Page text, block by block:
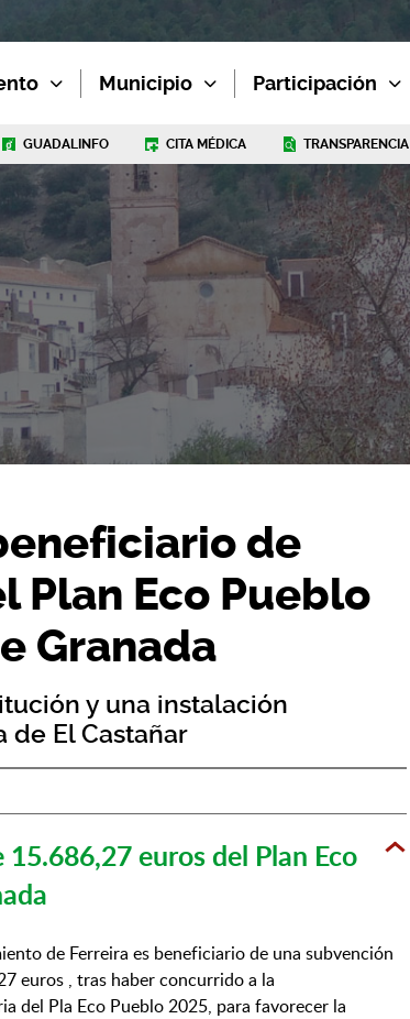
Municipio Participación
GUADALINFO CITA MÉDICA TRANSPARENCIA
de
Plan Eco Pueblo
Granada
y una instalación
de El Castañar
euros del Plan Eco
de Ferreira es beneficiario de una subvención
euros , tras haber concurrido a la
del Pla Eco Pueblo 2025, para favorecer la